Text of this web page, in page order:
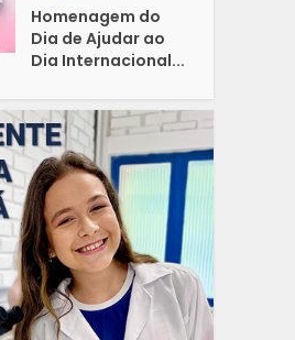
Homenagem do
Dia de Ajudar ao
Dia Internacional...